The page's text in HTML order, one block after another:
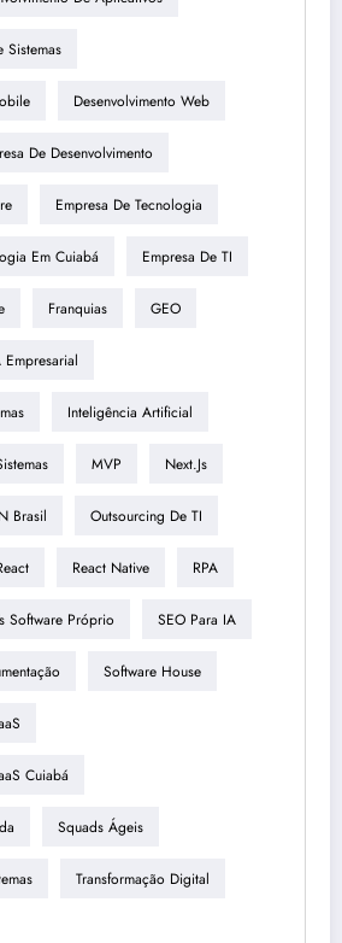
Sistemas
Desenvolvimento Web
De Desenvolvimento
Empresa De Tecnologia
Em Cuiabá Empresa De TI
Franquias GEO
Empresarial
Inteligência Artificial
MVP Next.js
Brasil Outsourcing De TI
React Native RPA
Software Próprio SEO Para IA
Software House
Cuiabá
Squads Ágeis
Transformação Digital